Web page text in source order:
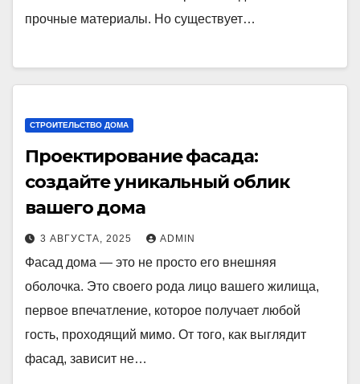
прочные материалы. Но существует…
СТРОИТЕЛЬСТВО ДОМА
Проектирование фасада:
создайте уникальный облик
вашего дома
3 АВГУСТА, 2025 ADMIN
Фасад дома — это не просто его внешняя
оболочка. Это своего рода лицо вашего жилища,
первое впечатление, которое получает любой
гость, проходящий мимо. От того, как выглядит
фасад, зависит не…